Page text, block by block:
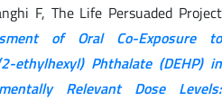
F, The Life Persuaded Project
of Oral Co-Exposure to
ethylhexyl) Phthalate (DEHP) in
Relevant Dose Levels: